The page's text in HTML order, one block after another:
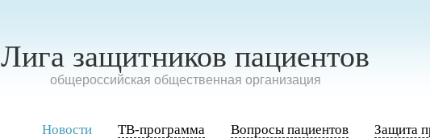
Лига защитников пациентов
oбщероссийская общественная организация
Новости ТВ-программа Вопросы пациентов Защита